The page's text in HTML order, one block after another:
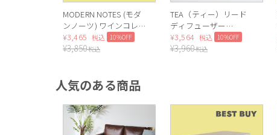
MODERN NOTES (モダ
ンノーツ) ワインコレク
ション ディフューザー
レギュラー RED
¥3,465 税込 10%OFF
¥3,850税込
TEA（ティー）リード
ディフューザー
（White tea）
¥3,564 税込 10%OFF
¥3,960税込
人気のある商品